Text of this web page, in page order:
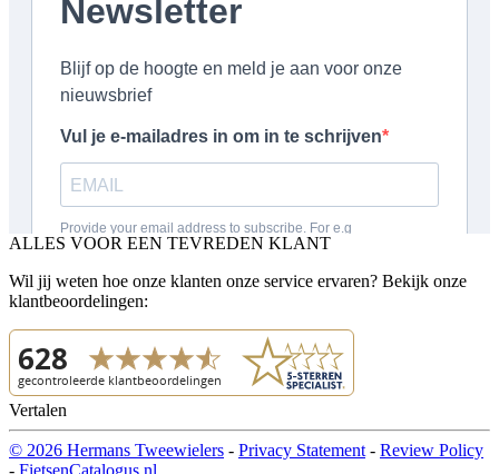
ALLES VOOR EEN TEVREDEN KLANT
Wil jij weten hoe onze klanten onze service ervaren? Bekijk onze
klantbeoordelingen:
Vertalen
© 2026 Hermans Tweewielers - Privacy Statement - Review Policy
- FietsenCatalogus.nl